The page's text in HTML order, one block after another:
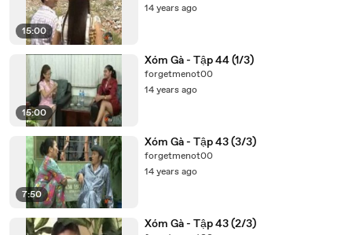
15:00
14 years ago
15:00
Xóm Gà - Tập 44 (1/3)
forgetmenot00
14 years ago
7:50
Xóm Gà - Tập 43 (3/3)
forgetmenot00
14 years ago
Xóm Gà - Tập 43 (2/3)